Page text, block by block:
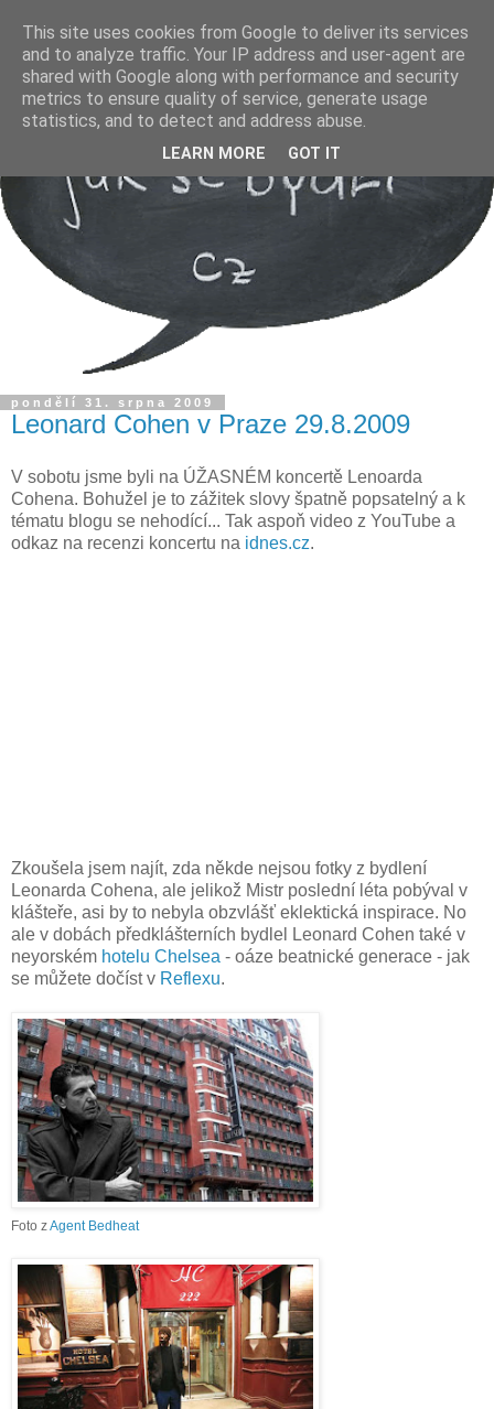
pondělí 31. srpna 2009
Leonard Cohen v Praze 29.8.2009
V sobotu jsme byli na ÚŽASNÉM koncertě Lenoarda
Cohena. Bohužel je to zážitek slovy špatně popsatelný a k
tématu blogu se nehodící... Tak aspoň video z YouTube a
odkaz na recenzi koncertu na idnes.cz.
Zkoušela jsem najít, zda někde nejsou fotky z bydlení
Leonarda Cohena, ale jelikož Mistr poslední léta pobýval v
klášteře, asi by to nebyla obzvlášť eklektická inspirace. No
ale v dobách předklášterních bydlel Leonard Cohen také v
neyorském hotelu Chelsea - oáze beatnické generace - jak
se můžete dočíst v Reflexu.
Foto zAgent Bedheat
This site uses cookies from Google to deliver its services
and to analyze traffic. Your IP address and user-agent are
shared with Google along with performance and security
metrics to ensure quality of service, generate usage
statistics, and to detect and address abuse.
LEARN MORE GOT IT